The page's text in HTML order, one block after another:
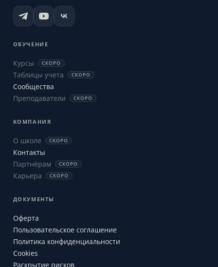
ОБУЧЕНИЕ
Курсы СКОРО
Таблицы учета СКОРО
Сообщества
Преподаватели
СКОРО
КОМПАНИЯ
О школе СКОРО
Контакты
Партнёрам
СКОРО
Карьера СКОРО
ДОКУМЕНТЫ
Оферта
Пользовательское соглашение
Политика конфиденциальности
Cookies
Раскрытие рисков